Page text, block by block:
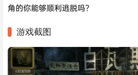
角的你能够顺利逃脱吗？
游戏截图